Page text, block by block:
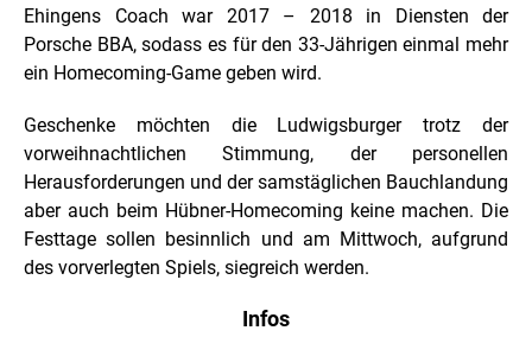
Ehingens Coach war 2017 – 2018 in Diensten der
Porsche BBA, sodass es für den 33-Jährigen einmal mehr
ein Homecoming-Game geben wird.
Geschenke möchten die Ludwigsburger trotz der
vorweihnachtlichen Stimmung, der personellen
Herausforderungen und der samstäglichen Bauchlandung
aber auch beim Hübner-Homecoming keine machen. Die
Festtage sollen besinnlich und am Mittwoch, aufgrund
des vorverlegten Spiels, siegreich werden.
Infos